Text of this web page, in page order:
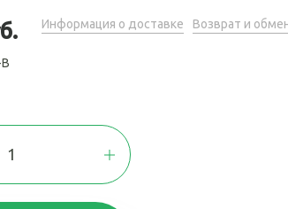
Информация о доставке Возврат и